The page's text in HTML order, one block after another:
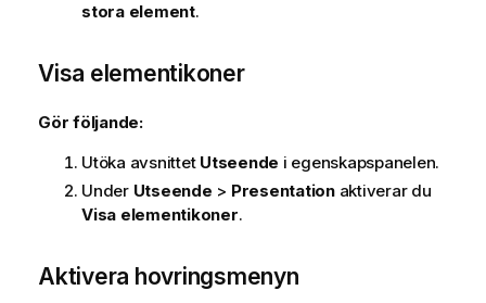
stora element.
Visa elementikoner
Gör följande:
Utöka avsnittet Utseende i egenskapspanelen.
Under Utseende > Presentationaktiverar du
Visa elementikoner.
Aktivera hovringsmenyn